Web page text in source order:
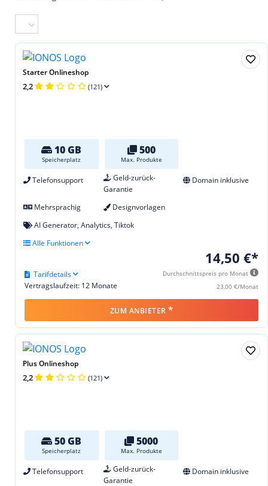
Starter Onlineshop
2,2 (121)
10 GB
Speicherplatz
500
Max. Produkte
Telefonsupport
Geld-zurück-
Garantie
Domain inklusive
Mehrsprachig
Designvorlagen
AI Generator, Analytics, Tiktok
Alle Funktionen
14,50 €*
Durchschnittspreis pro Monat
23,00 €/Monat
Vertragslaufzeit: 12 Monate
Tarifdetails
ZUM ANBIETER *
Plus Onlineshop
2,2 (121)
50 GB
Speicherplatz
5000
Max. Produkte
Telefonsupport
Geld-zurück-
Garantie
Domain inklusive